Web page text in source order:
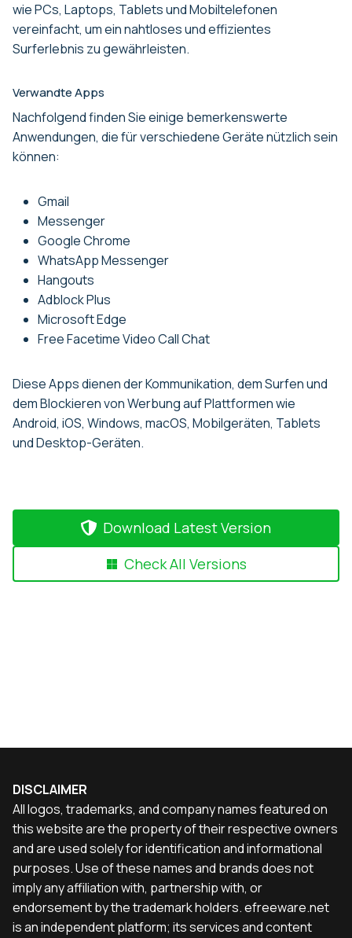
wie PCs, Laptops, Tablets und Mobiltelefonen
vereinfacht, um ein nahtloses und effizientes
Surferlebnis zu gewährleisten.
Verwandte Apps
Nachfolgend finden Sie einige bemerkenswerte
Anwendungen, die für verschiedene Geräte nützlich sein
können:
Gmail
Messenger
Google Chrome
WhatsApp Messenger
Hangouts
Adblock Plus
Microsoft Edge
Free Facetime Video Call Chat
Diese Apps dienen der Kommunikation, dem Surfen und
dem Blockieren von Werbung auf Plattformen wie
Android, iOS, Windows, macOS, Mobilgeräten, Tablets
und Desktop-Geräten.
Download Latest Version
Check All Versions
DISCLAIMER
All logos, trademarks, and company names featured on
this website are the property of their respective owners
and are used solely for identification and informational
purposes. Use of these names and brands does not
imply any affiliation with, partnership with, or
endorsement by the trademark holders. efreeware.net
is an independent platform; its services and content